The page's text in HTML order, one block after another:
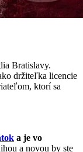
Bratislavy.
držiteľka licencie
ktorí sa
a je vo
a novou by ste